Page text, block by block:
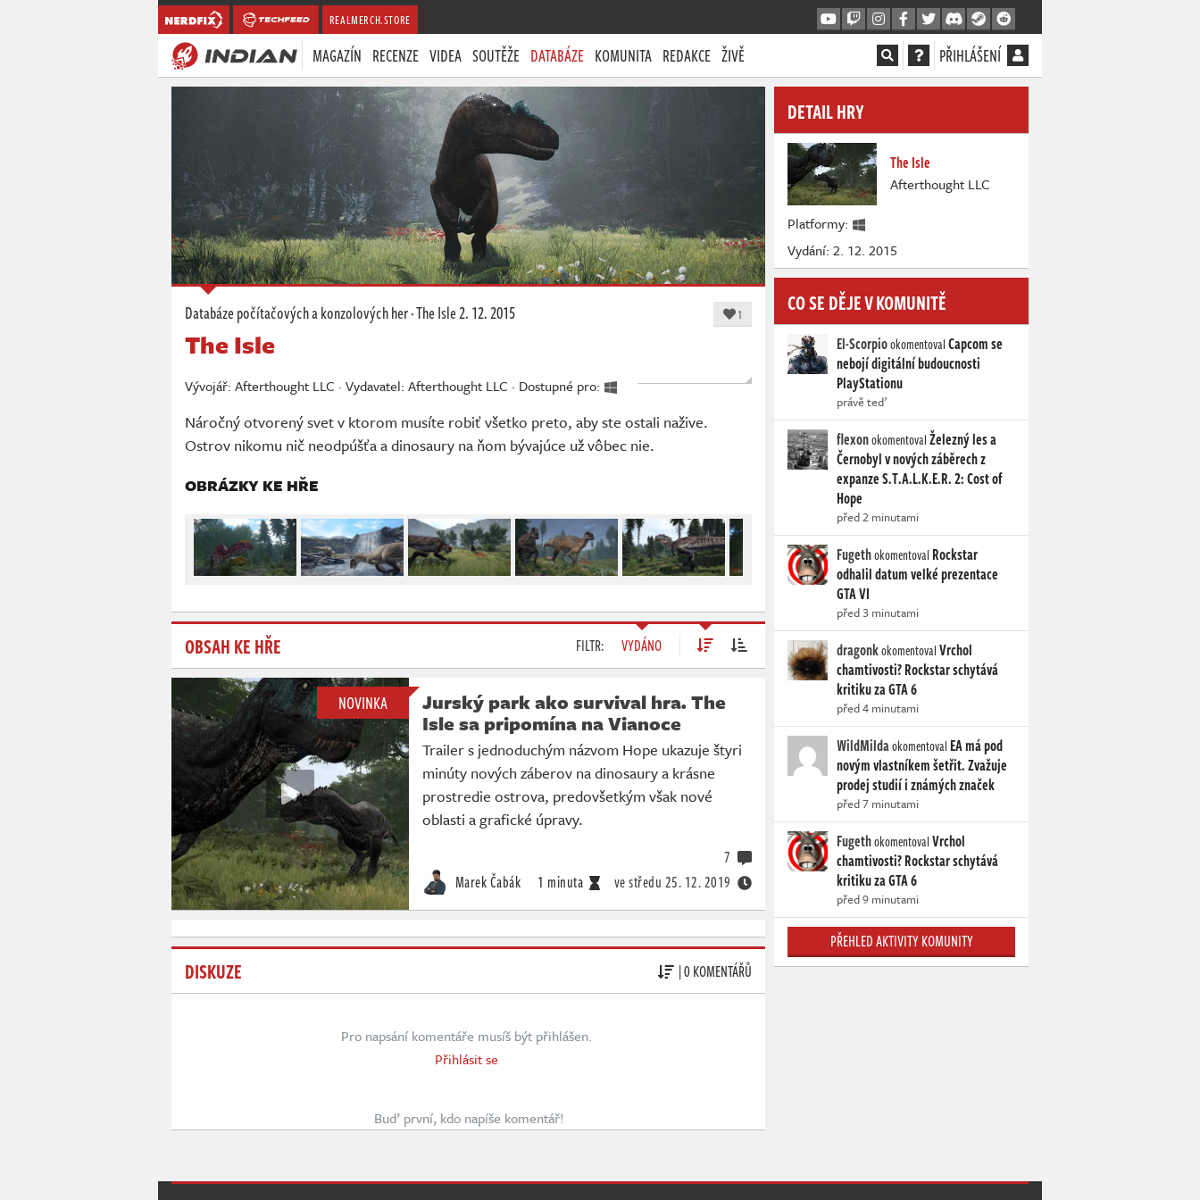
REALMERCH.STORE
MAGAZÍN RECENZE VIDEA SOUTĚŽE DATABÁZE KOMUNITA REDAKCE ŽIVĚ PŘIHLÁŠENÍ
Databáze počítačových a konzolových her·The Isle2. 12. 2015 1
The Isle
Vývojář: Afterthought LLC · Vydavatel: Afterthought LLC · Dostupné pro:
Náročný otvorený svet v ktorom musíte robiť všetko preto, aby ste ostali nažive.
Ostrov nikomu nič neodpúšťa a dinosaury na ňom bývajúce už vôbec nie.
OBRÁZKY KE HŘE
OBSAH KE HŘE FILTR: VYDÁNO
NOVINKA
Jurský park ako survival hra. The
Isle sa pripomína na Vianoce
Trailer s jednoduchým názvom Hope ukazuje štyri
minúty nových záberov na dinosaury a krásne
prostredie ostrova, predovšetkým však nové
oblasti a grafické úpravy.
Marek Čabák 1 minuta ve středu 25. 12. 2019
7
DISKUZE | 0 KOMENTÁŘŮ
Pro napsání komentáře musíš být přihlášen.
Přihlásit se
Buď první, kdo napíše komentář!
DETAIL HRY
The Isle
Afterthought LLC
Platformy:
Vydání: 2. 12. 2015
CO SE DĚJE V KOMUNITĚ
El-ScorpiookomentovalCapcom se
nebojí digitální budoucnosti
PlayStationu
právě teď
flexonokomentovalŽelezný les a
Černobyl v nových záběrech z
expanze S.T.A.L.K.E.R. 2: Cost of
Hope
před 2 minutami
Fugethokomentoval Rockstar
odhalil datum velké prezentace
GTA VI
před 3 minutami
dragonkokomentovalVrchol
chamtivosti? Rockstar schytává
kritiku za GTA 6
před 4 minutami
WildMildaokomentoval EA má pod
novým vlastníkem šetřit. Zvažuje
prodej studií i známých značek
před 7 minutami
FugethokomentovalVrchol
chamtivosti? Rockstar schytává
kritiku za GTA 6
před 9 minutami
PŘEHLED AKTIVITY KOMUNITY